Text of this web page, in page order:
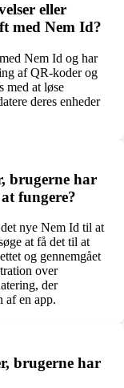
eller
med Nem Id?
Nem Id og har
af QR-koder og
med at løse
deres enheder
brugerne har
fungere?
nye Nem Id til at
at få det til at
og gennemgået
over
der
af en app.
brugerne har